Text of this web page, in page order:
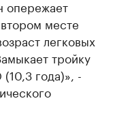
опережает
месте
легковых
тройку
года)», -